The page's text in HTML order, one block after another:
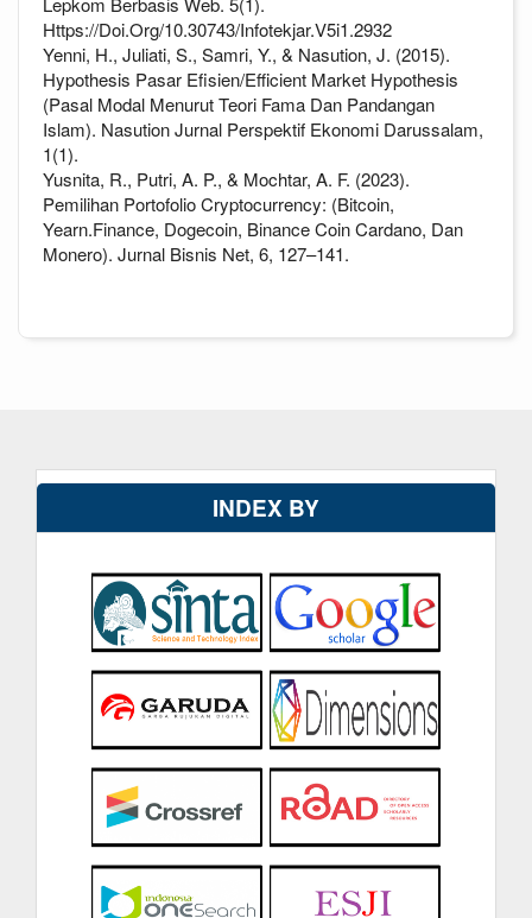
Https://Doi.Org/10.30743/Infotekjar.V5i1.2932
Yenni, H., Juliati, S., Samri, Y., & Nasution, J. (2015).
Hypothesis Pasar Efisien/Efficient Market Hypothesis
(Pasal Modal Menurut Teori Fama Dan Pandangan
Islam). Nasution Jurnal Perspektif Ekonomi Darussalam,
1(1).
Yusnita, R., Putri, A. P., & Mochtar, A. F. (2023).
Pemilihan Portofolio Cryptocurrency: (Bitcoin,
Yearn.Finance, Dogecoin, Binance Coin Cardano, Dan
Monero). Jurnal Bisnis Net, 6, 127–141.
INDEX BY